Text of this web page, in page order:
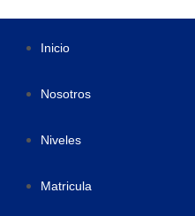
Inicio
Nosotros
Niveles
Matricula